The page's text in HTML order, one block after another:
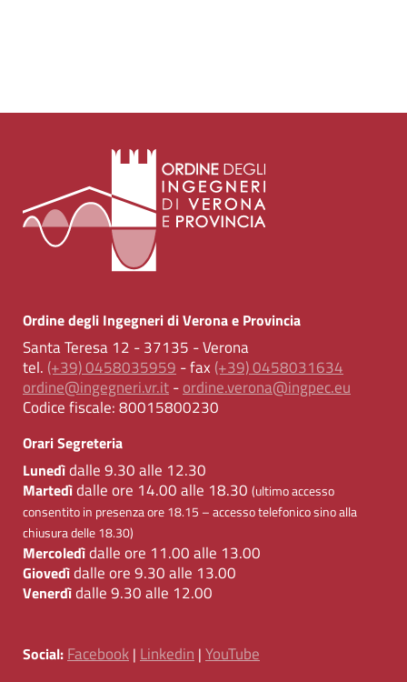
Ordine degli Ingegneri di Verona e Provincia
Santa Teresa 12 - 37135 - Verona
tel. (+39) 0458035959 - fax (+39) 0458031634
ordine@ingegneri.vr.it-ordine.verona@ingpec.eu
Codice fiscale:80015800230
Orari Segreteria
Lunedìdalle 9.30 alle 12.30
Martedìdalle ore 14.00 alle 18.30 (ultimo accesso
consentito in presenza ore 18.15 – accesso telefonico sino alla
chiusura delle 18.30)
Mercoledìdalle ore 11.00 alle 13.00
Giovedìdalle ore 9.30 alle 13.00
Venerdìdalle 9.30 alle 12.00
Social: Facebook | Linkedin | YouTube